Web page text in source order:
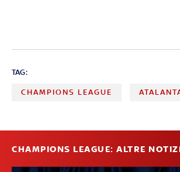
TAG:
CHAMPIONS LEAGUE
CHAMPIONS LEAGUE: ALTRE